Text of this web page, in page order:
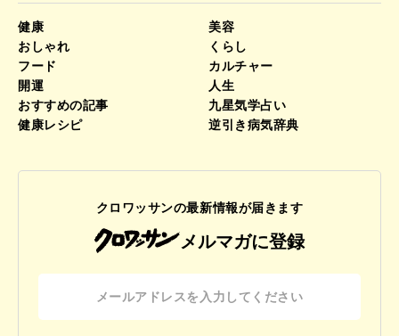
健康
美容
おしゃれ
くらし
フード
カルチャー
開運
人生
おすすめの記事
九星気学占い
健康レシピ
逆引き病気辞典
クロワッサンの最新情報が届きます
メルマガに登録